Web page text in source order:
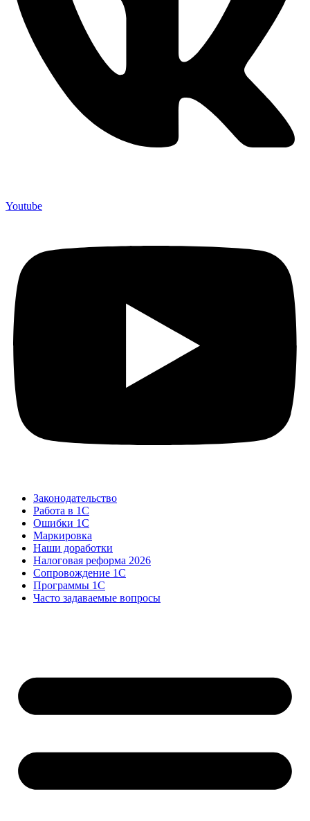
Youtube
Законодательство
Работа в 1С
Ошибки 1С
Маркировка
Наши доработки
Налоговая реформа 2026
Сопровождение 1С
Программы 1С
Часто задаваемые вопросы